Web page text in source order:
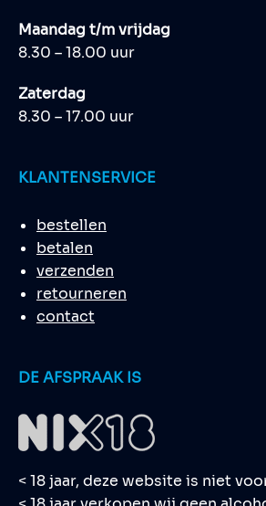
Maandag t/m vrijdag
8.30 – 18.00 uur
Zaterdag
8.30 – 17.00 uur
KLANTENSERVICE
bestellen
betalen
verzenden
retourneren
contact
DE AFSPRAAK IS
< 18 jaar, deze website is niet